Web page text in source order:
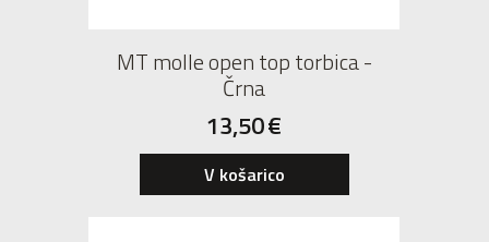
MT molle open top torbica -
Črna
13,50€
V košarico